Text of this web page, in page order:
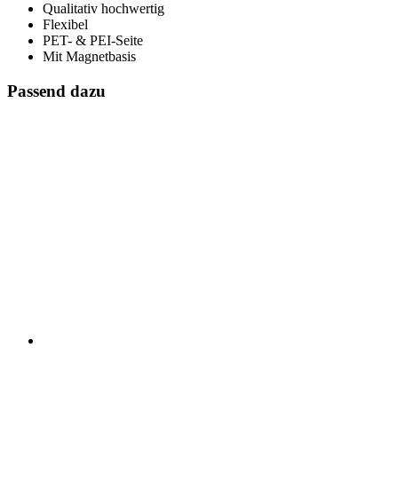
Qualitativ hochwertig
Flexibel
PET- & PEI-Seite
Mit Magnetbasis
Passend dazu